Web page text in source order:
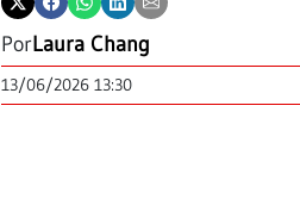
PorLaura Chang
13/06/2026 13:30